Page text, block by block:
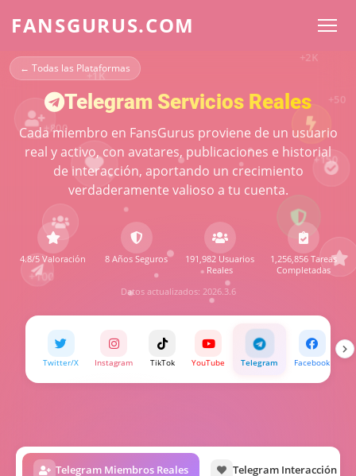
FANSGURUS.COM
← Todas las Plataformas
+100
+500
+1K
+200
+2K
+800
Telegram Servicios Reales
Cada miembro en FansGurus proviene de un usuario
real y activo, con avatares, publicaciones e historial
de interacción, aportando un crecimiento
verdaderamente valioso a tu cuenta.
4.8/5 Valoración 8 Años Seguros
191,982 Usuarios
Reales
1,256,856 Tareas
Completadas
Datos actualizados: 2026.3.6
Twitter/X Instagram TikTok YouTube Telegram Facebook
Telegram Miembros Reales Telegram Interacción